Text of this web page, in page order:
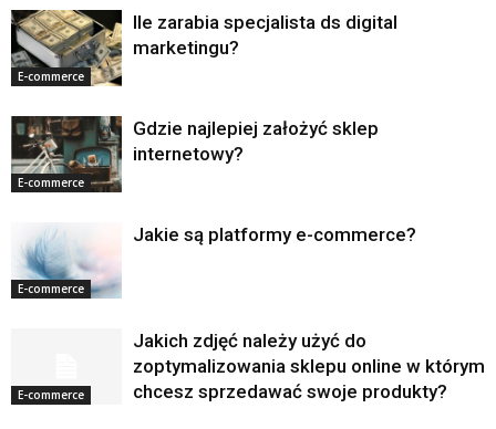
E-commerce
Ile zarabia specjalista ds digital
marketingu?
E-commerce
Gdzie najlepiej założyć sklep
internetowy?
E-commerce
Jakie są platformy e-commerce?
E-commerce
Jakich zdjęć należy użyć do
zoptymalizowania sklepu online w którym
chcesz sprzedawać swoje produkty?